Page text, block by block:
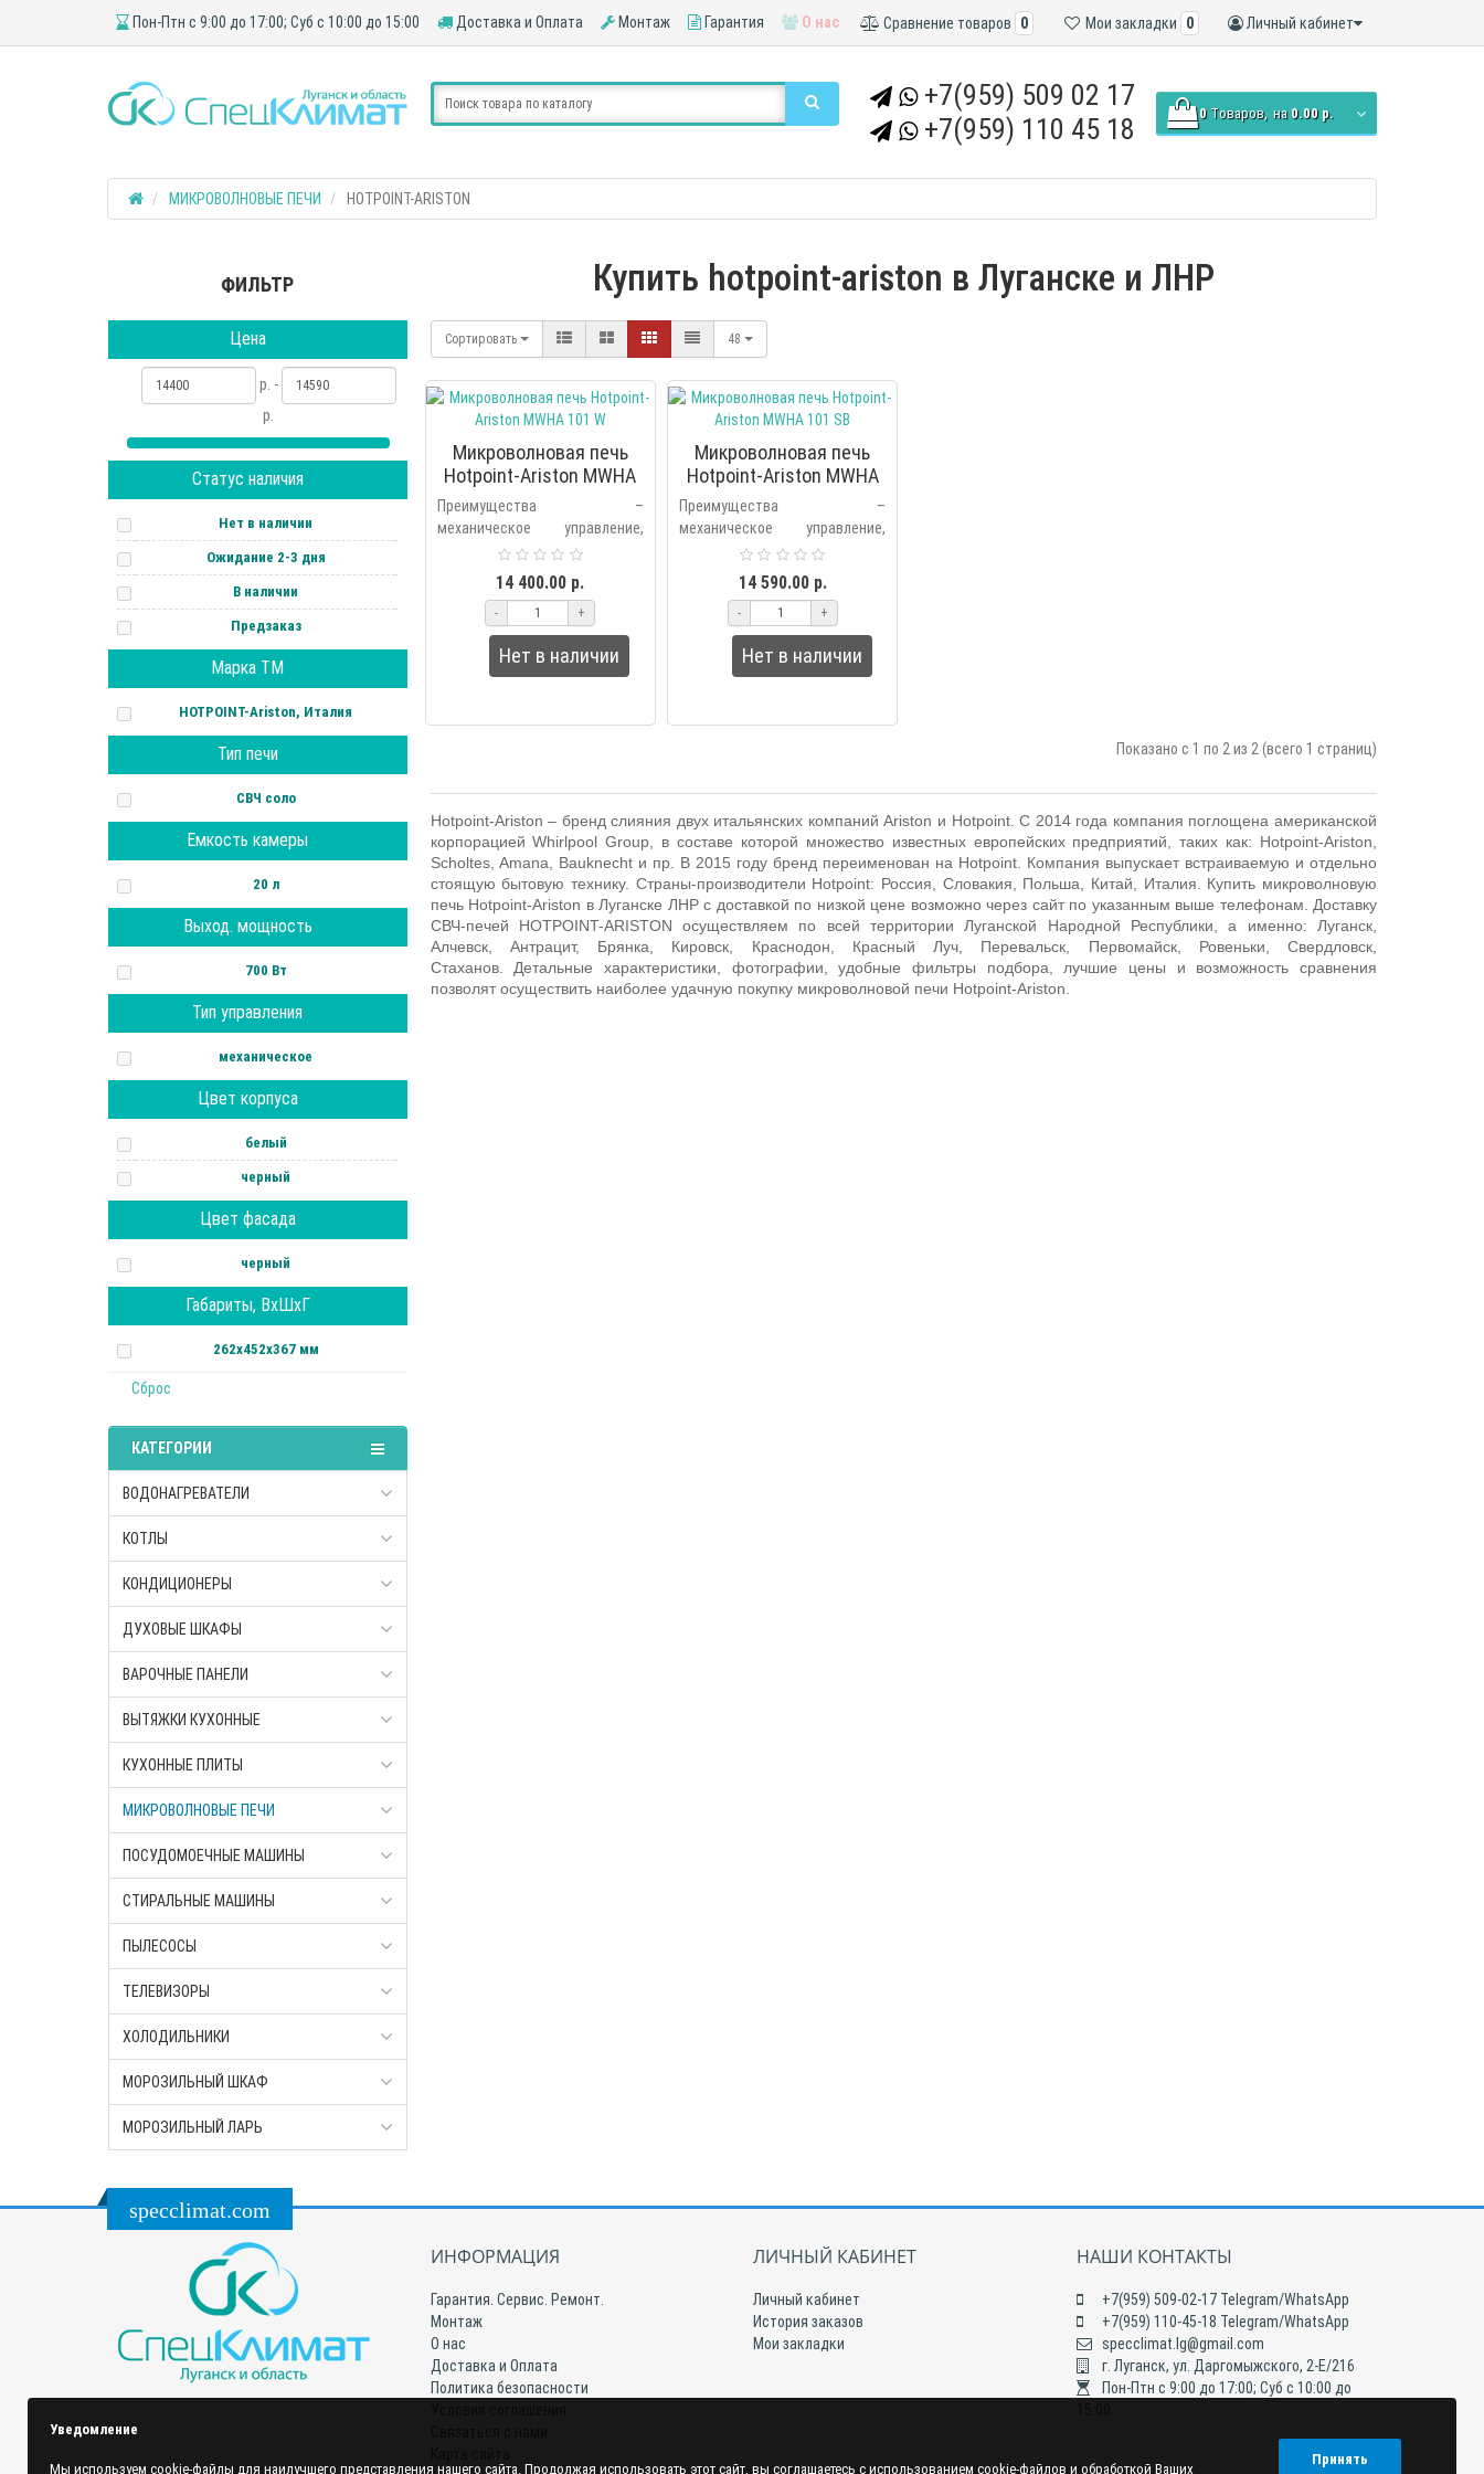
Пон-Птн с 9:00 до 17:00; Суб с 10:00 до 15:00 Доставка и Оплата Монтаж Гарантия О нас Личный кабинет
Мои закладки 0
Сравнение товаров 0
+7(959) 509 02 17
+7(959) 110 45 18
0 Tоваров, на 0.00 р.
МИКРОВОЛНОВЫЕ ПЕЧИ HOTPOINT-ARISTON
ФИЛЬТР
Цена
р. -
р.
Статус наличия
Нет в наличии
Ожидание 2-3 дня
В наличии
Предзаказ
Марка ТМ
HOTPOINT-Ariston, Италия
Тип печи
СВЧ соло
Емкость камеры
20 л
Выход. мощность
700 Вт
Тип управления
механическое
Цвет корпуса
белый
черный
Цвет фасада
черный
Габариты, ВхШхГ
262х452х367 мм
Сброс
КАТЕГОРИИ
ВОДОНАГРЕВАТЕЛИ
КОТЛЫ
КОНДИЦИОНЕРЫ
ДУХОВЫЕ ШКАФЫ
ВАРОЧНЫЕ ПАНЕЛИ
ВЫТЯЖКИ КУХОННЫЕ
КУХОННЫЕ ПЛИТЫ
МИКРОВОЛНОВЫЕ ПЕЧИ
ПОСУДОМОЕЧНЫЕ МАШИНЫ
СТИРАЛЬНЫЕ МАШИНЫ
ПЫЛЕСОСЫ
ТЕЛЕВИЗОРЫ
ХОЛОДИЛЬНИКИ
МОРОЗИЛЬНЫЙ ШКАФ
МОРОЗИЛЬНЫЙ ЛАРЬ
Купить hotpoint-ariston в Луганске и ЛНР
Сортировать 48
Микроволновая печь
Hotpoint-Ariston MWHA
101 W
Преимущества –
механическое управление,
таймер, автоматическая
разморозка, сигнал об
окончании готовки, стильный
дизайн, интуитивно понятно..
14 400.00 р.
- +
Нет в наличии
Микроволновая печь
Hotpoint-Ariston MWHA
101 SB
Преимущества –
механическое управление,
таймер, автоматическая
разморозка, сигнал об
окончании готовки, стильный
дизайн, интуитивно понятно..
14 590.00 р.
- +
Нет в наличии
Показано с 1 по 2 из 2 (всего 1 страниц)
Hotpoint-Ariston – бренд слияния двух итальянских компаний Ariston и Hotpoint. С 2014 года компания поглощена американской
корпорацией Whirlpool Group, в составе которой множество известных европейских предприятий, таких как: Hotpoint-Ariston,
Scholtes, Amana, Bauknecht и пр. В 2015 году бренд переименован на Hotpoint. Компания выпускает встраиваемую и отдельно
стоящую бытовую технику. Страны-производители Hotpoint: Россия, Словакия, Польша, Китай, Италия. Купить микроволновую
печь Hotpoint-Ariston в Луганске ЛНР с доставкой по низкой цене возможно через сайт по указанным выше телефонам. Доставку
СВЧ-печей HOTPOINT-ARISTON осуществляем по всей территории Луганской Народной Республики, а именно: Луганск,
Алчевск, Антрацит, Брянка, Кировск, Краснодон, Красный Луч, Перевальск, Первомайск, Ровеньки, Свердловск,
Стаханов. Детальные характеристики, фотографии, удобные фильтры подбора, лучшие цены и возможность сравнения
позволят осуществить наиболее удачную покупку микроволновой печи Hotpoint-Ariston.
specclimat.com
ИНФОРМАЦИЯ
Гарантия. Сервис. Ремонт.
Монтаж
О нас
Доставка и Оплата
Политика безопасности
ЛИЧНЫЙ КАБИНЕТ
Личный кабинет
История заказов
Мои закладки
НАШИ КОНТАКТЫ
+7(959) 509-02-17 Telegram/WhatsApp
+7(959) 110-45-18 Telegram/WhatsApp
specclimat.lg@gmail.com
г. Луганск, ул. Даргомыжского, 2-Е/216
Пон-Птн с 9:00 до 17:00; Суб с 10:00 до
Уведомление
Мы используем cookie-файлы для наилучшего представления нашего сайта. Продолжая использовать этот сайт, вы соглашаетесь с использованием cookie-файлов и обработкой Ваших
Принять